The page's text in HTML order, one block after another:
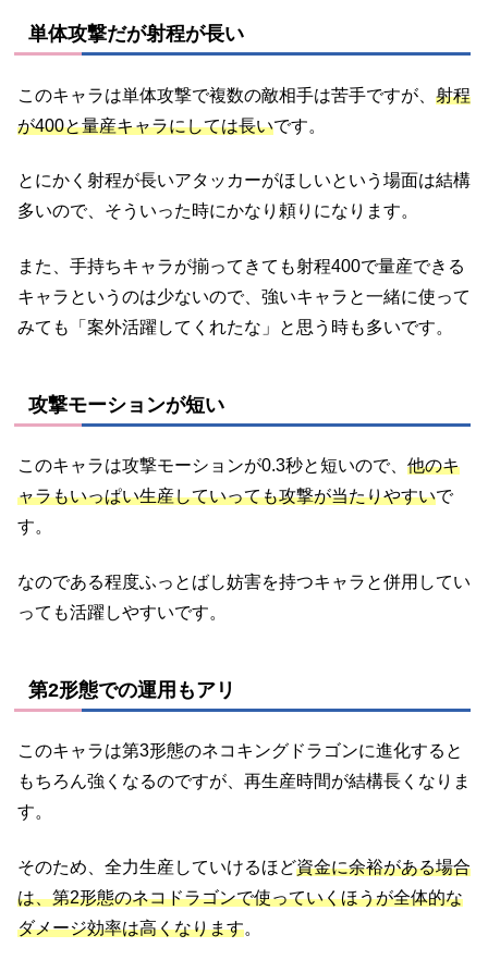
単体攻撃だが射程が長い
このキャラは単体攻撃で複数の敵相手は苦手ですが、 射程
が400と量産キャラにしては長いです。
とにかく射程が長いアタッカーがほしいという場面は結構
多いので、そういった時にかなり頼りになります。
また、手持ちキャラが揃ってきても射程400で量産できる
キャラというのは少ないので、強いキャラと一緒に使って
みても「案外活躍してくれたな」と思う時も多いです。
攻撃モーションが短い
このキャラは攻撃モーションが0.3秒と短いので、 他のキ
ャラもいっぱい生産していっても攻撃が当たりやすいで
す。
なのである程度ふっとばし妨害を持つキャラと併用してい
っても活躍しやすいです。
第2形態での運用もアリ
このキャラは第3形態のネコキングドラゴンに進化すると
もちろん強くなるのですが、再生産時間が結構長くなりま
す。
そのため、全力生産していけるほど資金に余裕がある場合
は、第2形態のネコドラゴンで使っていくほうが全体的な
ダメージ効率は高くなります。